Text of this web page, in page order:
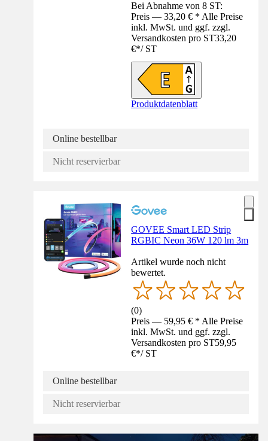
Bei Abnahme von 8 ST:
Preis — 33,20 € * Alle Preise
inkl. MwSt. und ggf. zzgl.
Versandkosten pro ST33,20
€*/ ST
Produktdatenblatt
Online bestellbar
Nicht reservierbar
GOVEE Smart LED Strip
RGBIC Neon 36W 120 lm 3m
Artikel wurde noch nicht
bewertet.
(0)
Preis — 59,95 € * Alle Preise
inkl. MwSt. und ggf. zzgl.
Versandkosten pro ST59,95
€*/ ST
Online bestellbar
Nicht reservierbar